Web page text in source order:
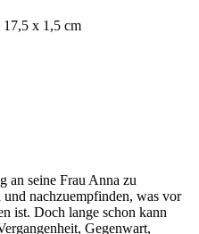
17,5 x 1,5 cm
seine Frau Anna zu
nachzuempfinden, was vor
ist. Doch lange schon kann
Gegenwart,